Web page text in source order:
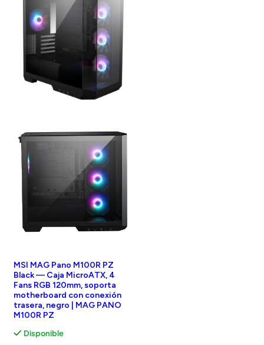
MSI MAG Pano M100R PZ
Black — Caja MicroATX, 4
Fans RGB 120mm, soporta
motherboard con conexión
trasera, negro | MAG PANO
M100R PZ
Disponible